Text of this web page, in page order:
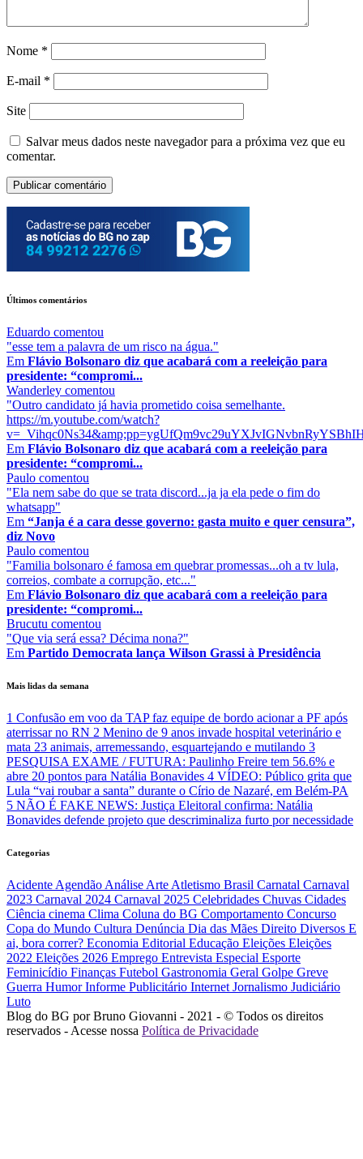
Nome *
E-mail *
Site
Salvar meus dados neste navegador para a próxima vez que eu
comentar.
Últimos comentários
Eduardo comentou
"esse tem a palavra de um risco na água."
Em Flávio Bolsonaro diz que acabará com a reeleição para
presidente: “compromi...
Wanderley comentou
"Outro candidato já havia prometido coisa semelhante.
https://m.youtube.com/watch?
Em Flávio Bolsonaro diz que acabará com a reeleição para
presidente: “compromi...
Paulo comentou
"Ela nem sabe do que se trata discord...ja ja ela pede o fim do
whatsapp"
Em “Janja é a cara desse governo: gasta muito e quer censura”,
diz Novo
Paulo comentou
"Familia bolsonaro é famosa em quebrar promessas...oh a tv lula,
correios, combate a corrupção, etc..."
Em Flávio Bolsonaro diz que acabará com a reeleição para
presidente: “compromi...
Brucutu comentou
"Que via será essa? Décima nona?"
Em Partido Democrata lança Wilson Grassi à Presidência
Mais lidas da semana
1 Confusão em voo da TAP faz equipe de bordo acionar a PF após
aterrissar no RN 2 Menino de 9 anos invade hospital veterinário e
mata 23 animais, arremessando, esquartejando e mutilando 3
PESQUISA EXAME / FUTURA: Paulinho Freire tem 56.6% e
abre 20 pontos para Natália Bonavides 4 VÍDEO: Público grita que
Lula “vai roubar a santa” durante o Círio de Nazaré, em Belém-PA
5 NÃO É FAKE NEWS: Justiça Eleitoral confirma: Natália
Bonavides defende projeto que descriminaliza furto por necessidade
Categorias
Acidente Agendão Análise Arte Atletismo Brasil Carnatal Carnaval
2023 Carnaval 2024 Carnaval 2025 Celebridades Chuvas Cidades
Ciência cinema Clima Coluna do BG Comportamento Concurso
Copa do Mundo Cultura Denúncia Dia das Mães Direito Diversos E
ai, bora correr? Economia Editorial Educação Eleições Eleições
2022 Eleições 2026 Emprego Entrevista Especial Esporte
Feminicídio Finanças Futebol Gastronomia Geral Golpe Greve
Guerra HumorInforme Publicitário Internet Jornalismo Judiciário
Luto
Blog do BG por Bruno Giovanni - 2021 - © Todos os direitos
reservados - Acesse nossa Política de Privacidade